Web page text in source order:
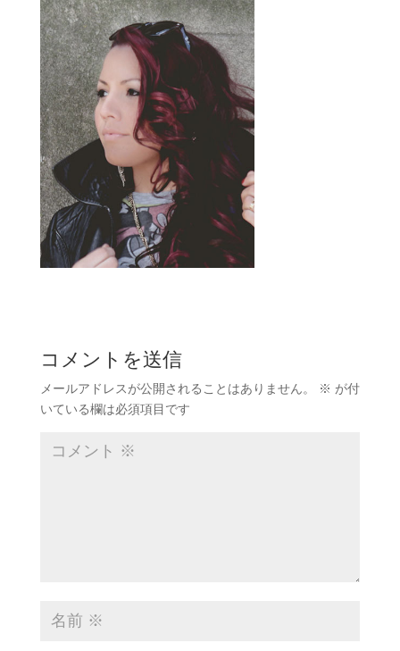
コメントを送信
メールアドレスが公開されることはありません。 ※ が付
いている欄は必須項目です